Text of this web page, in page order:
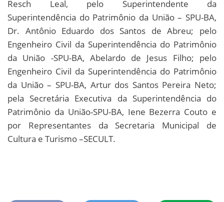
Resch Leal, pelo Superintendente da
Superintendência do Patrimônio da União – SPU-BA,
Dr. Antônio Eduardo dos Santos de Abreu; pelo
Engenheiro Civil da Superintendência do Patrimônio
da União -SPU-BA, Abelardo de Jesus Filho; pelo
Engenheiro Civil da Superintendência do Patrimônio
da União – SPU-BA, Artur dos Santos Pereira Neto;
pela Secretária Executiva da Superintendência do
Patrimônio da União-SPU-BA, Iene Bezerra Couto e
por Representantes da Secretaria Municipal de
Cultura e Turismo –SECULT.